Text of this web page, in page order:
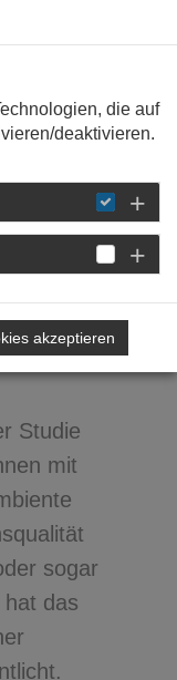
das
Studie
mit
sogar
das
die auf
deaktivieren.
akzeptieren